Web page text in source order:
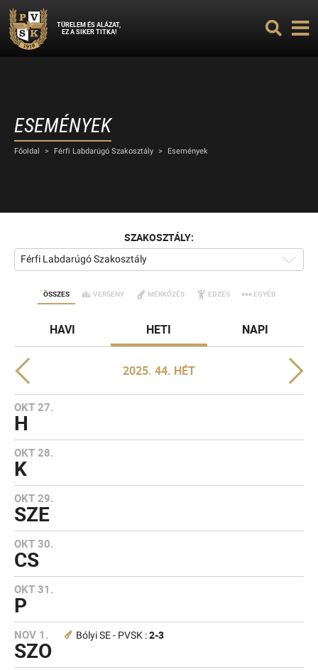
TÜRELEM ÉS ALÁZAT,
EZ A SIKER TITKA!
ESEMÉNYEK
Főoldal > Férfi Labdarúgó Szakosztály > Események
SZAKOSZTÁLY:
Férfi Labdarúgó Szakosztály
ÖSSZES VERSENY MÉRKŐZÉS EDZÉS EGYÉB
HAVI HETI NAPI
2025. 44. HÉT
OKT 27.
H
OKT 28.
K
OKT 29.
SZE
OKT 30.
CS
OKT 31.
P
NOV 1.
SZO
Bólyi SE - PVSK :2-3